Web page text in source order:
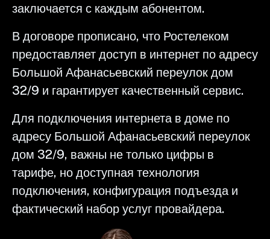
заключается с каждым абонентом.
В договоре прописано, что Ростелеком
предоставляет доступ в интернет по адресу
Большой Афанасьевский переулок дом
32/9 и гарантирует качественный сервис.
Для подключения интернета в доме по
адресу Большой Афанасьевский переулок
дом 32/9, важны не только цифры в
тарифе, но доступная технология
подключения, конфигурация подъезда и
фактический набор услуг провайдера.